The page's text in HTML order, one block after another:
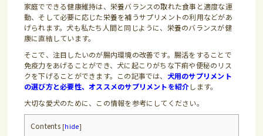
家庭でできる健康維持は、栄養バランスの取れた食事と適度な運
動、そして必要に応じた栄養を補うサプリメントの利用などがあ
げられます。犬も私たち人間と同じように、栄養のバランスが健
康に直結しています。
そこで、注目したいのが腸内環境の改善です。腸活をすることで
免疫力をあげることができ、犬に起こりがちな下痢や便秘のリス
クを下げることができます。この記事では、 犬用のサプリメント
の選び方と必要性、オススメのサプリメントを紹介します。
大切な愛犬のために、この情報を参考にしてください。
Contents [hide]